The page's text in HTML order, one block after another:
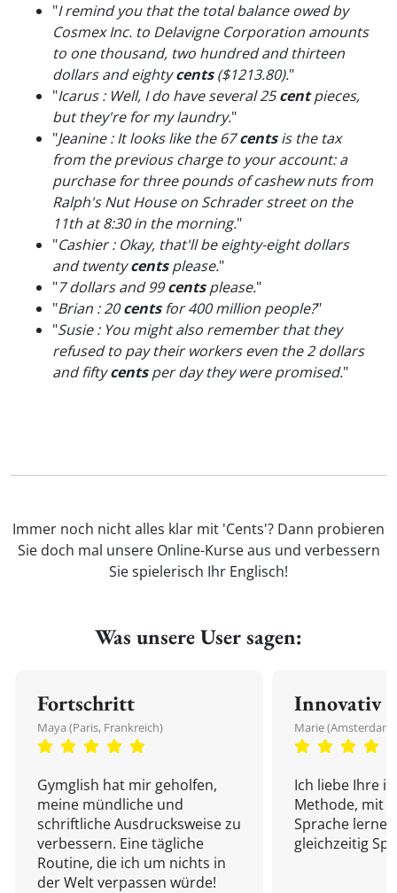
"I remind you that the total balance owed by
Cosmex Inc. to Delavigne Corporation amounts
to one thousand, two hundred and thirteen
dollars and eightycents($1213.80)."
"Icarus : Well, I do have several 25centpieces,
but they're for my laundry."
"Jeanine : It looks like the 67centsis the tax
from the previous charge to your account: a
purchase for three pounds of cashew nuts from
Ralph's Nut House on Schrader street on the
11th at 8:30 in the morning."
"Cashier : Okay, that'll be eighty-eight dollars
and twentycentsplease."
"7 dollars and 99centsplease."
"Brian : 20centsfor 400 million people?"
"Susie : You might also remember that they
refused to pay their workers even the 2 dollars
and fiftycentsper day they were promised."
Immer noch nicht alles klar mit 'Cents'? Dann probieren
Sie doch mal unsere Online-Kurse aus und verbessern
Sie spielerisch Ihr Englisch!
Was unsere User sagen:
Fortschritt
Maya (Paris, Frankreich)
Gymglish hat mir geholfen,
meine mündliche und
schriftliche Ausdrucksweise zu
verbessern. Eine tägliche
Routine, die ich um nichts in
der Welt verpassen würde!
Innovativ
Marie
Ich liebe Ihre
Methode, mit
Sprache
gleichzeitig